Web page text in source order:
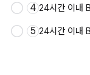
4 24시간 이내
5 24시간 이내